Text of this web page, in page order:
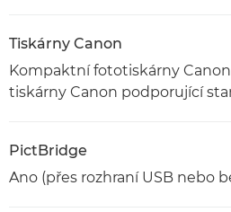
Tiskárny Canon
Kompaktní fototiskárny
tiskárny Canon podporující
PictBridge
Ano (přes rozhraní USB nebo